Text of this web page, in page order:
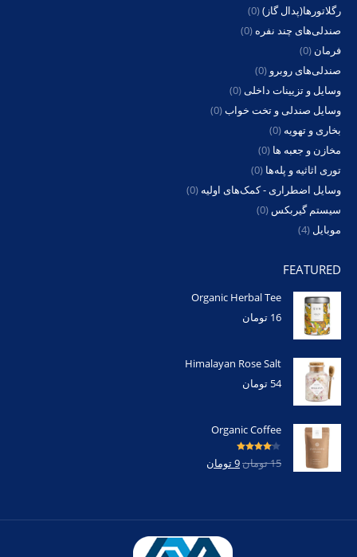
رگلاتورها(پدال گاز)(0)
صندلی‌های چند نفره (0)
فرمان (0)
صندلی‌های روبرو (0)
وسایل و تزیینات داخلی(0)
وسایل صندلی و تخت خواب(0)
بخاری و تهویه (0)
مخازن و جعبه ها (0)
توری اثاثیه و پله‌ها (0)
وسایل اضطراری - کمک‌های اولیه (0)
سیستم گیربکس (0)
موبایل (4)
FEATURED
Organic Herbal Tee
16 تومان
Himalayan Rose Salt
54 تومان
Organic Coffee
امتیاز4.00
از 5 15تومان9تومان